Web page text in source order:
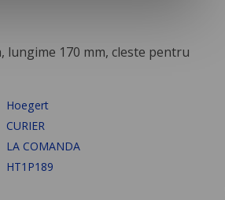
lungime 170 mm, cleste pentru
Hoegert
CURIER
LA COMANDA
HT1P189